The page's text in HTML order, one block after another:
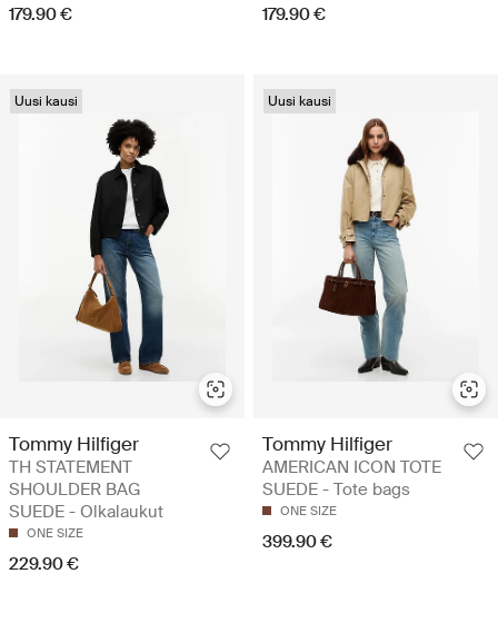
179.90 € 179.90 €
Uusi kausi
Tommy Hilfiger
TH STATEMENT
SHOULDER BAG
SUEDE - Olkalaukut
ONE SIZE
229.90 €
Uusi kausi
Tommy Hilfiger
AMERICAN ICON TOTE
SUEDE - Tote bags
ONE SIZE
399.90 €